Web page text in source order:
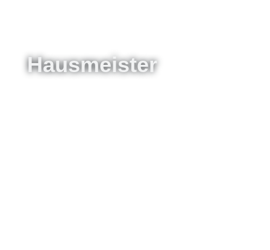
Hausmeister